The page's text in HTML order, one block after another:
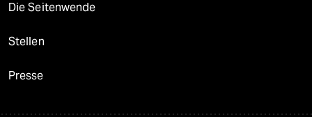
Die Seitenwende
Stellen
Presse